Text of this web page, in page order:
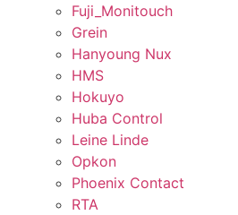
Fuji_Monitouch
Grein
Hanyoung Nux
HMS
Hokuyo
Huba Control
Leine Linde
Opkon
Phoenix Contact
RTA